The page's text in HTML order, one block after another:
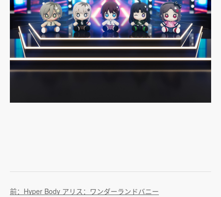
前：Hyper Body アリス：ワンダーランドバニー